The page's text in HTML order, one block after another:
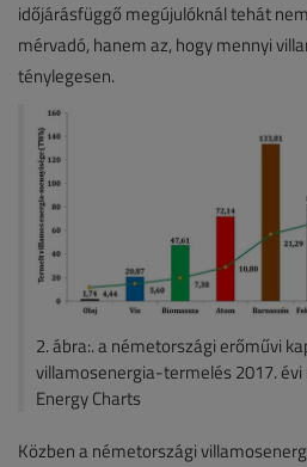
időjárásfüggő megújulóknál tehát
mérvadó, hanem az, hogy mennyi
ténylegesen.
2. ábra:. a németországi erőművi
villamosenergia-termelés 2017.
Energy Charts
Közben a németországi